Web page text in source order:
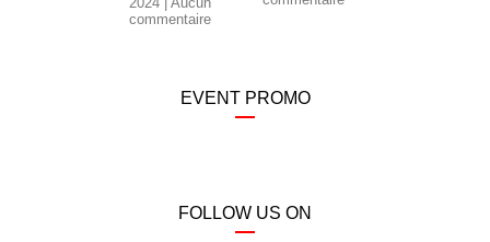
commentaire
EVENT PROMO
FOLLOW US ON